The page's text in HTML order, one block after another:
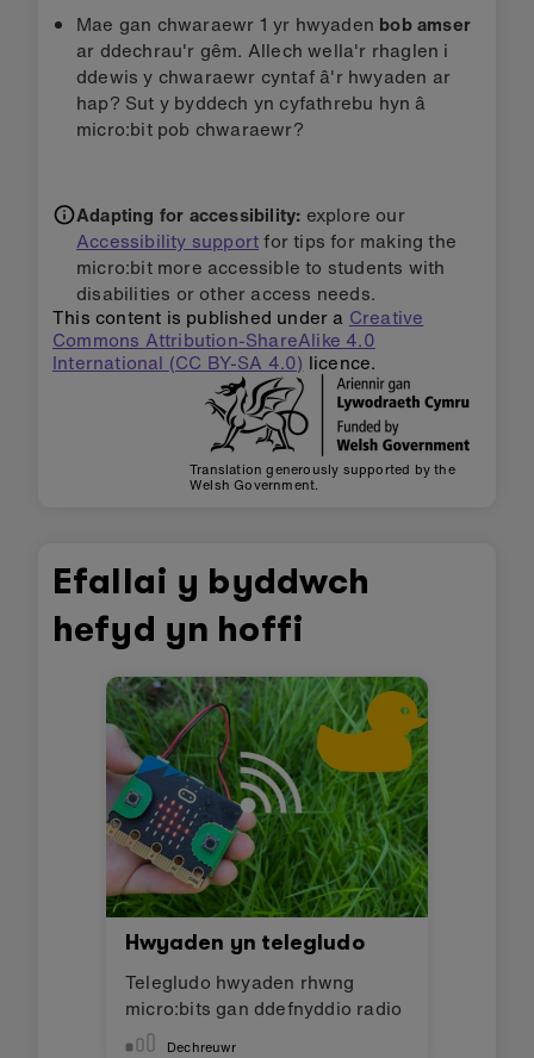
Mae gan chwaraewr 1 yr hwyaden bob amser
ar ddechrau'r gêm. Allech wella'r rhaglen i
ddewis y chwaraewr cyntaf â'r hwyaden ar
hap? Sut y byddech yn cyfathrebu hyn â
micro:bit pob chwaraewr?
Adapting for accessibility: explore our
Accessibility supportfor tips for making the
micro:bit more accessible to students with
disabilities or other access needs.
This content is published under a Creative
Commons Attribution-ShareAlike 4.0
International (CC BY-SA 4.0) licence.
Translation generously supported by the
Welsh Government.
Efallai y byddwch
hefyd yn hoffi
Hwyaden yn telegludo
Telegludo hwyaden rhwng
micro:bits gan ddefnyddio radio
Dechreuwr